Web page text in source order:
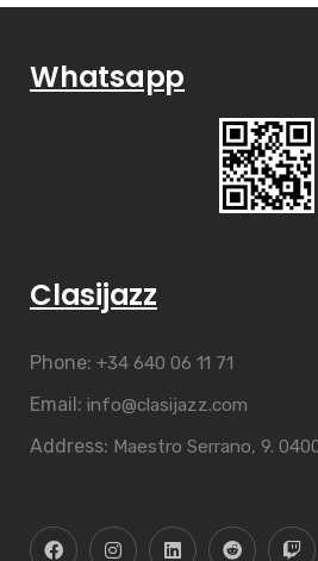
Whatsapp
Clasijazz
Phone: +34 640 06 11 71
Email: info@clasijazz.com
Address: Maestro Serrano, 9.